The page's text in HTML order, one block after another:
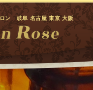
ン 岐阜 名古屋 東京 大阪